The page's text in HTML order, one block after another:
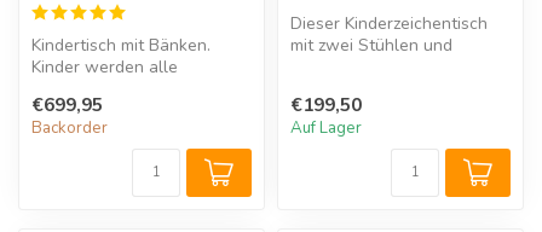
Kindertisch mit Bänken.
Kinder werden alle
an diesem...
€699,95
Backorder
Dieser Kinderzeichentisch
mit zwei Stühlen und
€199,50
Auf Lager